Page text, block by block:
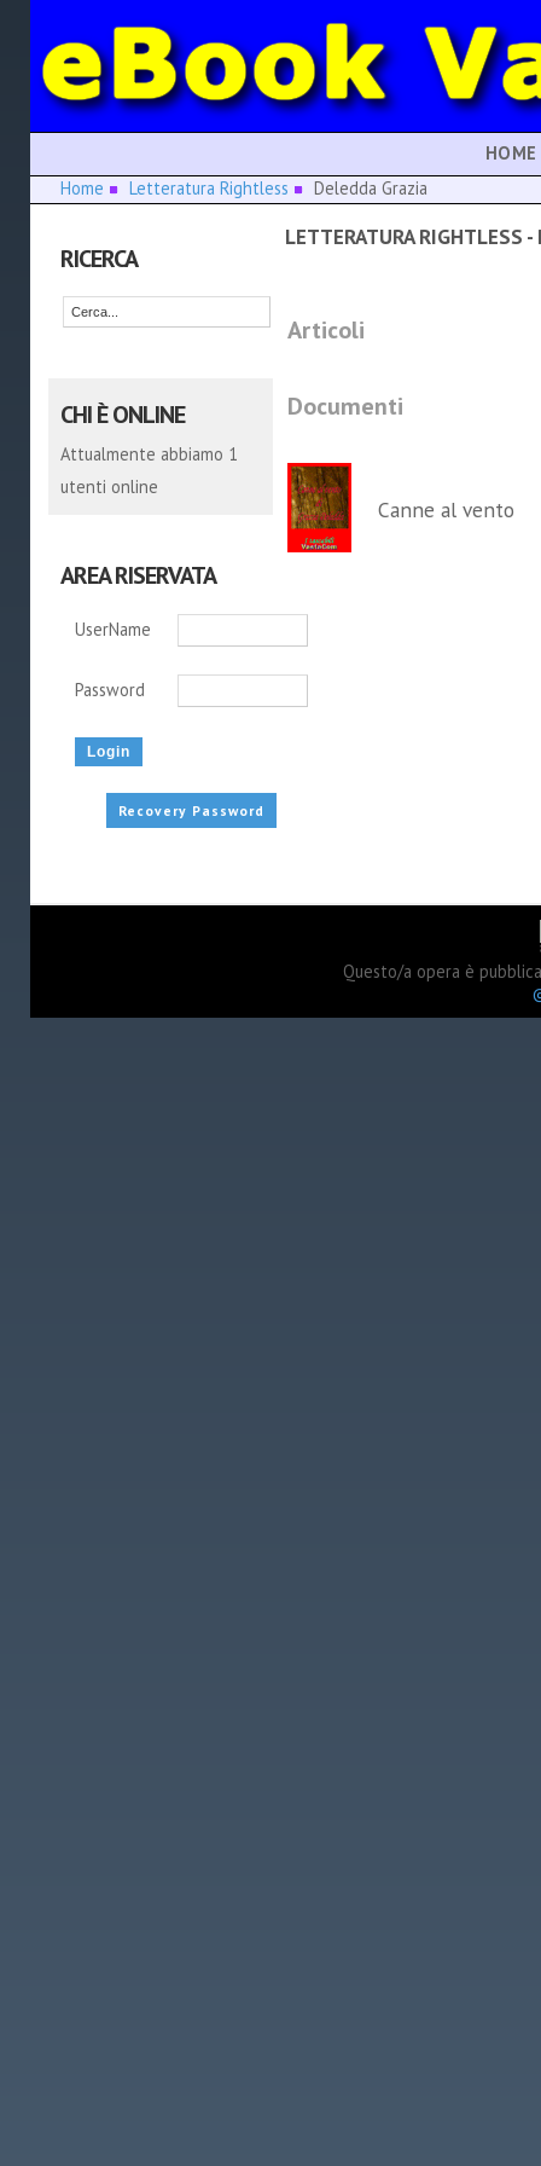
HOME
Home
Letteratura Rightless Deledda Grazia
RICERCA
CHI È ONLINE
Attualmente abbiamo 1
utenti online
AREA RISERVATA
UserName
Password
Recovery Password
LETTERATURA RIGHTLESS -
Articoli
Documenti
Canne al vento
Questo/a opera è